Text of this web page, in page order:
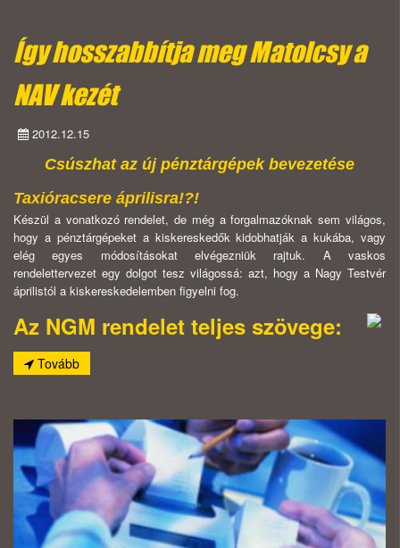
Így hosszabbítja meg Matolcsy a
NAV kezét
2012.12.15
Csúszhat az új pénztárgépek bevezetése
Taxióracsere áprilisra!?!
Készül a vonatkozó rendelet, de még a forgalmazóknak sem világos,
hogy a pénztárgépeket a kiskereskedők kidobhatják a kukába, vagy
elég egyes módosításokat elvégezniük rajtuk. A vaskos
rendelettervezet egy dolgot tesz világossá: azt, hogy a Nagy Testvér
áprilistól a kiskereskedelemben figyelni fog.
Az NGM rendelet teljes szövege:
Tovább